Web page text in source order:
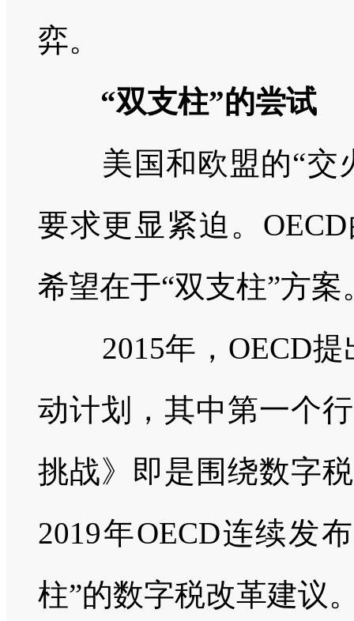
弈。
“双支柱”的尝试
美国和欧盟的“交
要求更显紧迫。 OECD
希望在于“双支柱”方案
2015年， OECD提
动计划，其中第一个
挑战》即是围绕数字
2019年OECD连续发
柱”的数字税改革建议